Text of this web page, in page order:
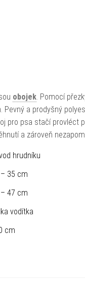
obojek. Pomocí
a prodyšný
pro psa stačí provléct
a zároveň
hrudníku
35 cm
47 cm
vodítka
cm